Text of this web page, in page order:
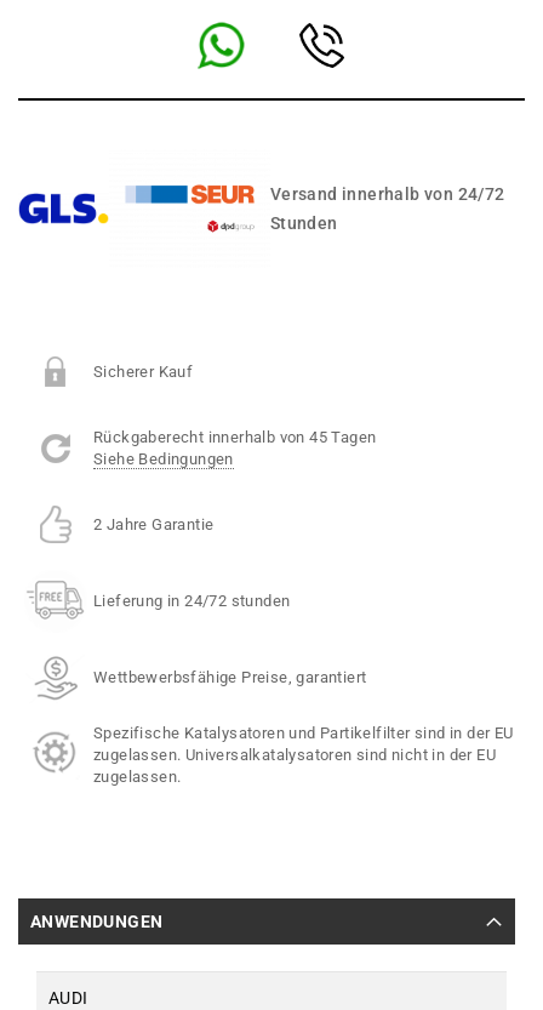
Versand innerhalb von 24/72
Stunden
Sicherer Kauf
Rückgaberecht innerhalb von 45 Tagen
Siehe Bedingungen
2 Jahre Garantie
Lieferung in 24/72 stunden
Wettbewerbsfähige Preise, garantiert
Spezifische Katalysatoren und Partikelfilter sind in der EU
zugelassen. Universalkatalysatoren sind nicht in der EU
zugelassen.
ANWENDUNGEN
AUDI